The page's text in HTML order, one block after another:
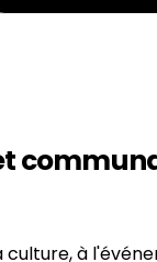
culture, à